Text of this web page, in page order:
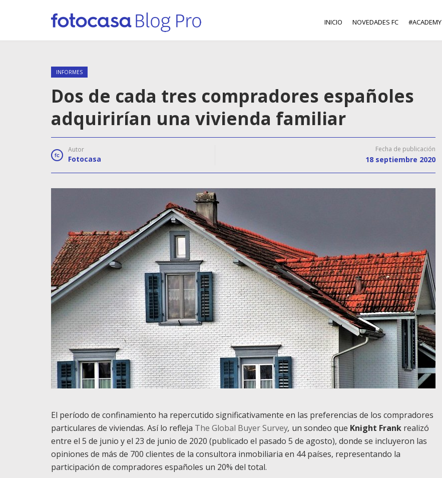
INICIO NOVEDADES FC #ACADEMY
INFORMES
Dos de cada tres compradores españoles
adquirirían una vivienda familiar
Autor
Fotocasa
Fecha de publicación
18 septiembre 2020
El período de confinamiento ha repercutido significativamente en las preferencias de los compradores
particulares de viviendas. Así lo refleja The Global Buyer Survey, un sondeo que Knight Frank realizó
entre el 5 de junio y el 23 de junio de 2020 (publicado el pasado 5 de agosto), donde se incluyeron las
opiniones de más de 700 clientes de la consultora inmobiliaria en 44 países, representando la
participación de compradores españoles un 20% del total.